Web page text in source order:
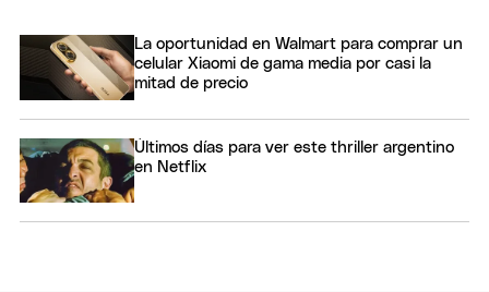
La oportunidad en Walmart para comprar un
celular Xiaomi de gama media por casi la
mitad de precio
Últimos días para ver este thriller argentino
en Netflix